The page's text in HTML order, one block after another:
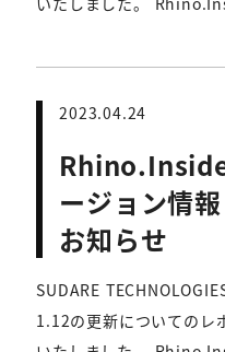
2023.04.24
ージョン情
お知らせ
SUDARE
1.12の更新についてのレ